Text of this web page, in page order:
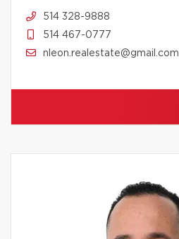
514 328-9888
514 467-0777
nleon.realestate@gmail.com